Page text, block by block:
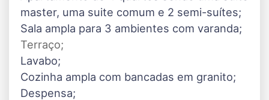
master, uma suite comum e 2 semi-suítes;
Sala ampla para 3 ambientes com varanda;
Terraço;
Lavabo;
Cozinha ampla com bancadas em granito;
Despensa;